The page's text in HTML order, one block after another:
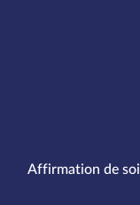
Affirmation de soi